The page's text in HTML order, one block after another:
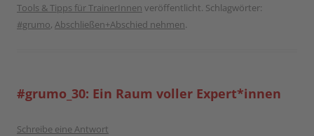
Tools & Tipps für TrainerInnen veröffentlicht. Schlagwörter:
#grumo, Abschließen+Abschied nehmen.
#grumo_30: Ein Raum voller Expert*innen
Schreibe eine Antwort